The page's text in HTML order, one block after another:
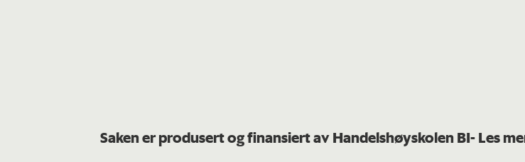
Saken er produsert og finansiert av Handelshøyskolen BI- Les